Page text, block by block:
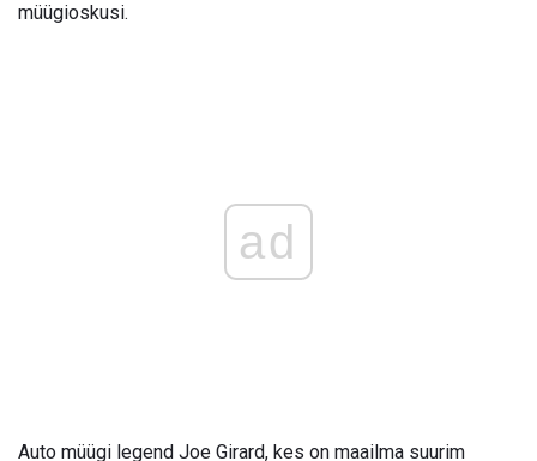
müügioskusi.
ad
Auto müügi legend Joe Girard, kes on maailma suurim